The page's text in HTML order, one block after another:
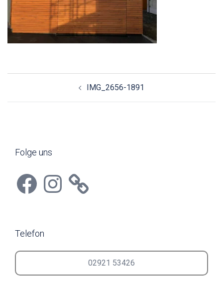
IMG_2656-1891
Folge uns
FacebookInstagram
Telefon
02921 53426